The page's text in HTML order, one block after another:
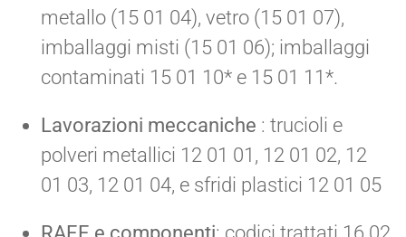
metallo (15 01 04), vetro (15 01 07),
imballaggi misti (15 01 06); imballaggi
contaminati 15 01 10* e 15 01 11*.
Lavorazioni meccaniche : trucioli e
polveri metallici 12 01 01, 12 01 02, 12
01 03, 12 01 04, e sfridi plastici 12 01 05